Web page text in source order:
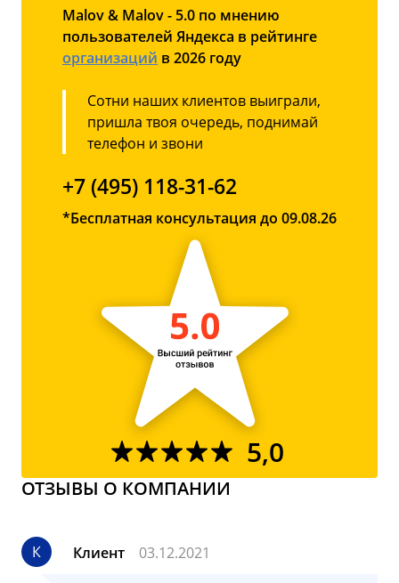
Malov & Malov - 5.0 по мнению
пользователей Яндекса в рейтинге
организаций в 2026 году
Сотни наших клиентов выиграли,
пришла твоя очередь, поднимай
телефон и звони
+7 (495) 118-31-62
*Бесплатная консультация до 09.08.26
5,0
ОТЗЫВЫ О КОМПАНИИ
К Клиент 03.12.2021